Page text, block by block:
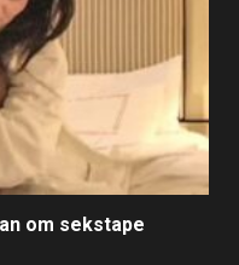
om sekstape